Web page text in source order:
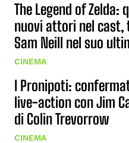
The Legend of Zelda:
nuovi attori nel cast,
Sam Neill nel suo
CINEMA
I Pronipoti:
live-action con Jim
di Colin Trevorrow
CINEMA